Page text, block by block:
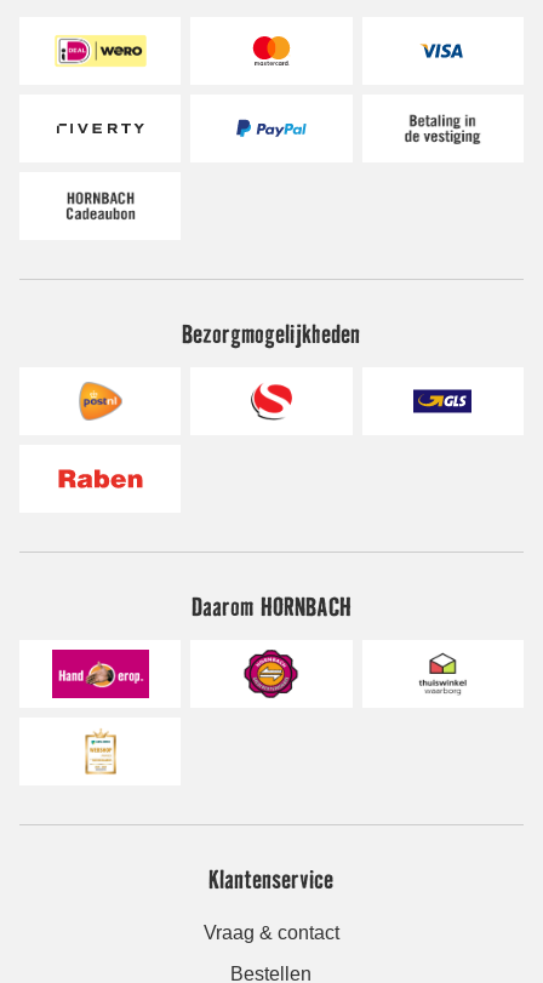
Bezorgmogelijkheden
Daarom HORNBACH
Klantenservice
Vraag & contact
Bestellen